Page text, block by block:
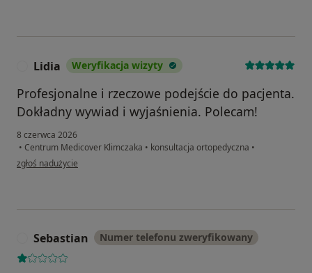
Lidia Weryfikacja wizyty
Profesjonalne i rzeczowe podejście do pacjenta.
Dokładny wywiad i wyjaśnienia. Polecam!
8 czerwca 2026
• Centrum Medicover Klimczaka • konsultacja ortopedyczna •
w opinii użytkownika Lidia
zgłoś nadużycie
Sebastian Numer telefonu zweryfikowany